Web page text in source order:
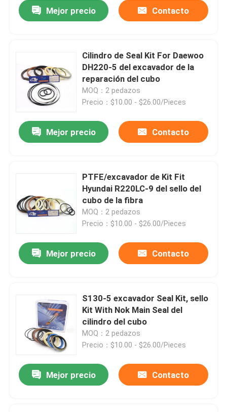
Hogar
Mejor precio Contacto
Cilindro de Seal Kit For Daewoo
DH220-5 del excavador de la
reparación del cubo
MOQ：2 pedazos
Precio：$10.00 - $26.00/Pieces
Mejor precio Contacto
PTFE/excavador de Kit Fit
Hyundai R220LC-9 del sello del
cubo de la fibra
MOQ：2 pedazos
Precio：$10.00 - $26.00/Pieces
Mejor precio Contacto
S130-5 excavador Seal Kit, sello
Kit With Nok Main Seal del
cilindro del cubo
MOQ：2 pedazos
Precio：$10.00 - $26.00/Pieces
Mejor precio Contacto